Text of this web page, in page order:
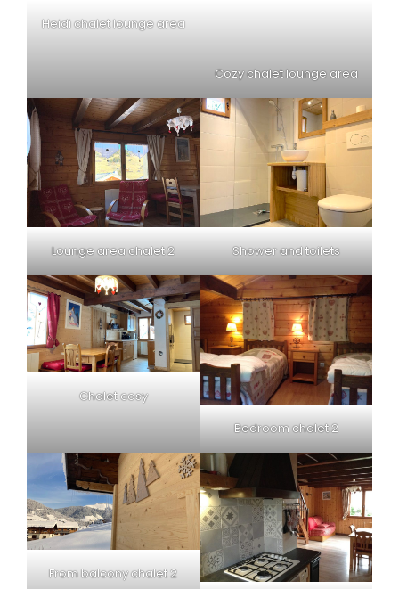
Heidi chalet lounge area
Cozy chalet lounge area
Lounge area chalet 2 Shower and toilets
Chalet cosy
Bedroom chalet 2
From balcony chalet 2